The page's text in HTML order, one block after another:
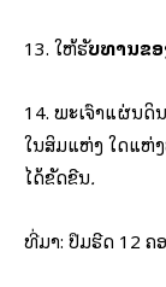
13. ໃຫ້ຮັບທານຂ
14. ພະເຈົ້າແຜ່ນດິ
ໃນສິມແຫ່ງ ໃດແຫ່
ໄດ້ຂັດຂີນ.
ທີ່ມາ: ປຶ້ມຮີດ 12 ຄ